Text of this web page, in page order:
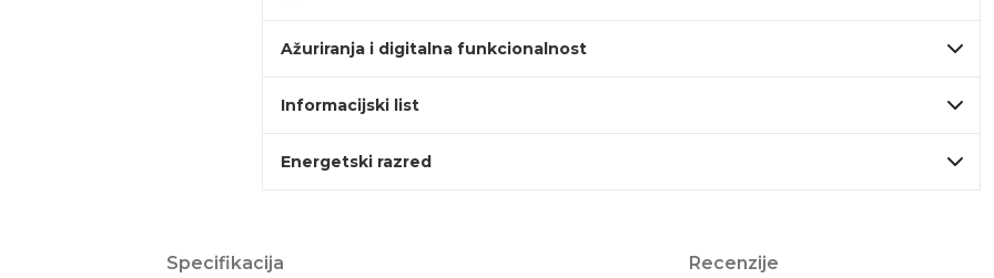
Ažuriranja i digitalna funkcionalnost
Informacijski list
Energetski razred
Specifikacija Recenzije